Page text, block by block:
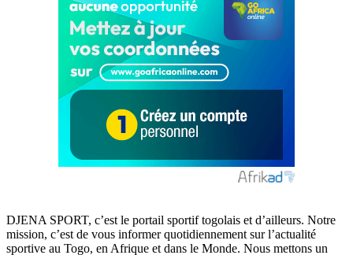
DJENA SPORT, c’est le portail sportif togolais et d’ailleurs. Notre
mission, c’est de vous informer quotidiennement sur l’actualité
sportive au Togo, en Afrique et dans le Monde. Nous mettons un